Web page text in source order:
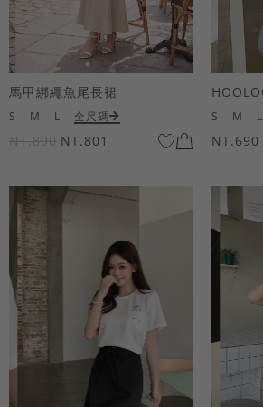
馬甲綁繩魚尾長裙
S M L 全尺碼
NT.890 NT.801
S M L
NT.690